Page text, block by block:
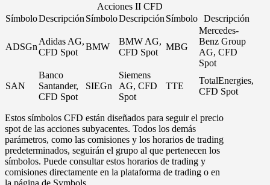
Acciones II CFD
SímboloDescripción SímboloDescripción Símbolo Descripción
ADSGn
Adidas AG,
CFD Spot
BMW
BMW AG,
CFD Spot
MBG
Mercedes-
Benz Group
AG, CFD
Spot
SAN
Banco
Santander,
CFD Spot
SIEGn
Siemens
AG, CFD
Spot
TTE
TotalEnergies,
CFD Spot
Estos símbolos CFD están diseñados para seguir el precio
spot de las acciones subyacentes. Todos los demás
parámetros, como las comisiones y los horarios de trading
predeterminados, seguirán el grupo al que pertenecen los
símbolos. Puede consultar estos horarios de trading y
comisiones directamente en la plataforma de trading o en
la página de Symbols